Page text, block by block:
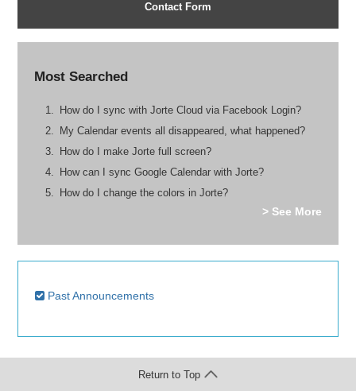
Contact Form
Most Searched
How do I sync with Jorte Cloud via Facebook Login?
My Calendar events all disappeared, what happened?
How do I make Jorte full screen?
How can I sync Google Calendar with Jorte?
How do I change the colors in Jorte?
> See More
Past Announcements
Return to Top